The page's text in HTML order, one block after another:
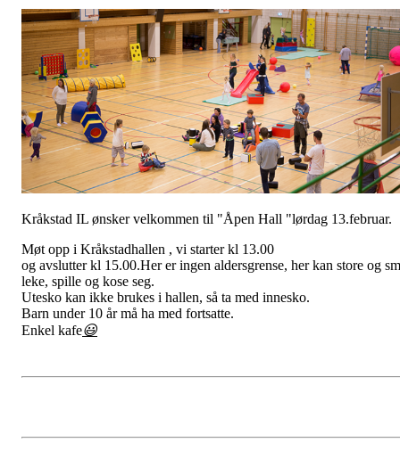
Kråkstad IL ønsker velkommen til "Åpen Hall "lørdag 13.februar.
Møt opp i Kråkstadhallen , vi starter kl 13.00
og avslutter kl 15.00.Her er ingen aldersgrense, her kan store og
leke, spille og kose seg.
Utesko kan ikke brukes i hallen, så ta med innesko.
Barn under 10 år må ha med fortsatte.
Enkel kafe😃